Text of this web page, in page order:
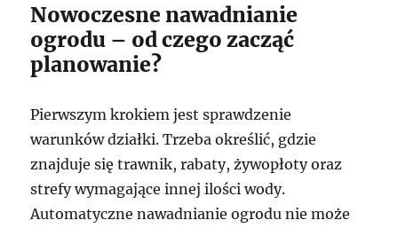
Nowoczesne nawadnianie
ogrodu – od czego zacząć
planowanie?
Pierwszym krokiem jest sprawdzenie
warunków działki. Trzeba określić, gdzie
znajduje się trawnik, rabaty, żywopłoty oraz
strefy wymagające innej ilości wody.
Automatyczne nawadnianie ogrodu nie może